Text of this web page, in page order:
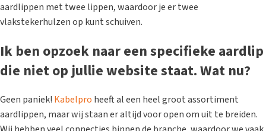
aardlippen met twee lippen, waardoor je er twee
vlakstekerhulzen op kunt schuiven.
Ik ben opzoek naar een specifieke aardlip
die niet op jullie website staat. Wat nu?
Geen paniek! Kabelpro heeft al een heel groot assortiment
aardlippen, maar wij staan er altijd voor open om uit te breiden.